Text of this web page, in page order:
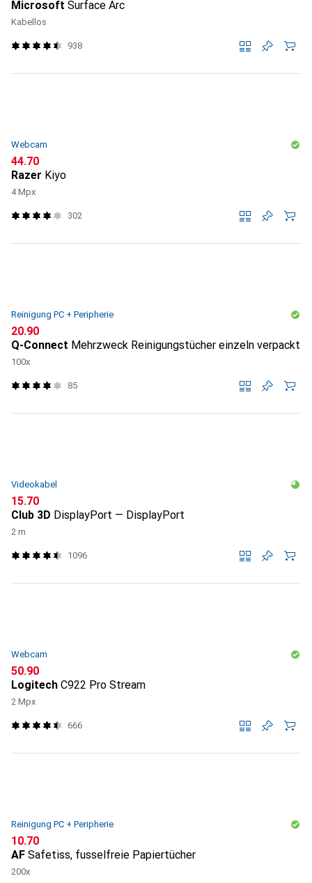
Microsoft Surface Arc
Kabellos
938
Webcam
CHF
44.70
Razer Kiyo
4 Mpx
302
Reinigung PC + Peripherie
CHF
20.90
Q-Connect Mehrzweck Reinigungstücher einzeln verpackt
100x
85
Videokabel
CHF
15.70
Club 3D DisplayPort — DisplayPort
2 m
1096
Webcam
CHF
50.90
Logitech C922 Pro Stream
2 Mpx
666
Reinigung PC + Peripherie
CHF
10.70
AF Safetiss, fusselfreie Papiertücher
200x